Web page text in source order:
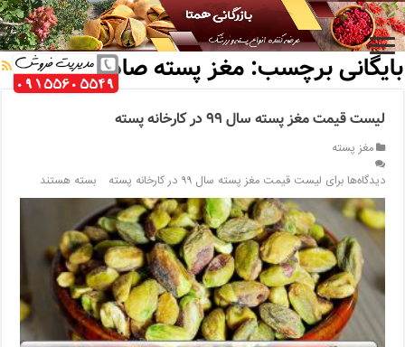
خانه / بایگانی برچسب: مغز پسته صادراتی
بایگانی برچسب:مغز پسته صادراتی
لیست قیمت مغز پسته سال ۹۹ در کارخانه پسته
مغز پسته
دیدگاه‌هابرای لیست قیمت مغز پسته سال ۹۹ در کارخانه پسته بسته هستند